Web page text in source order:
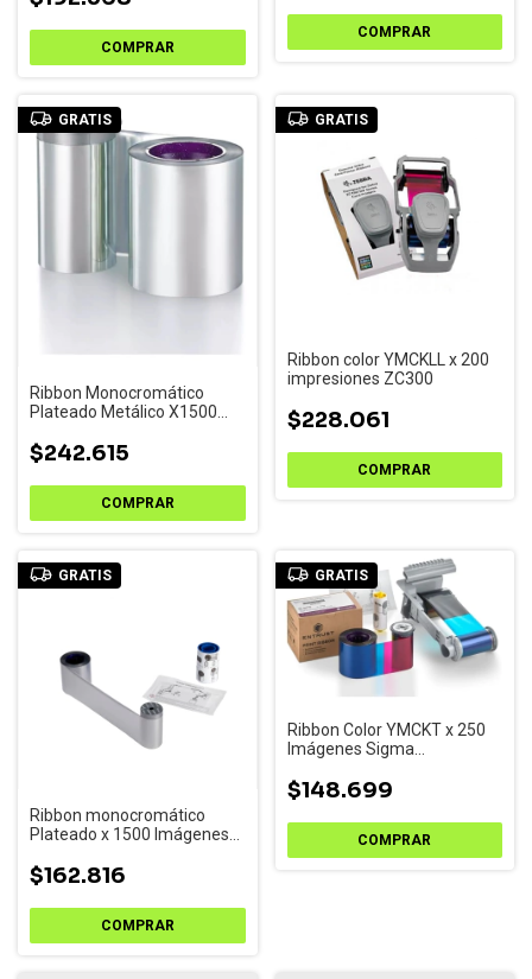
GRATIS
Ribbon Monocromático
Plateado Metálico X1500
$242.615
GRATIS
Ribbon color YMCKLL x 200
impresiones ZC300
$228.061
GRATIS
Ribbon monocromático
Plateado x 1500 Imágenes
$162.816
GRATIS
Ribbon Color YMCKT x 250
Imágenes Sigma
$148.699